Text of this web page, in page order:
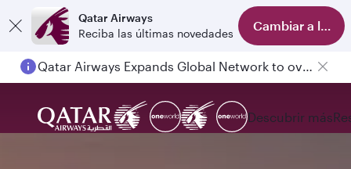
Qatar Airways
Reciba las últimas novedades
Cambiar a la
Qatar Airways Expands Global Network to over 160 Destinations
Descubrir más